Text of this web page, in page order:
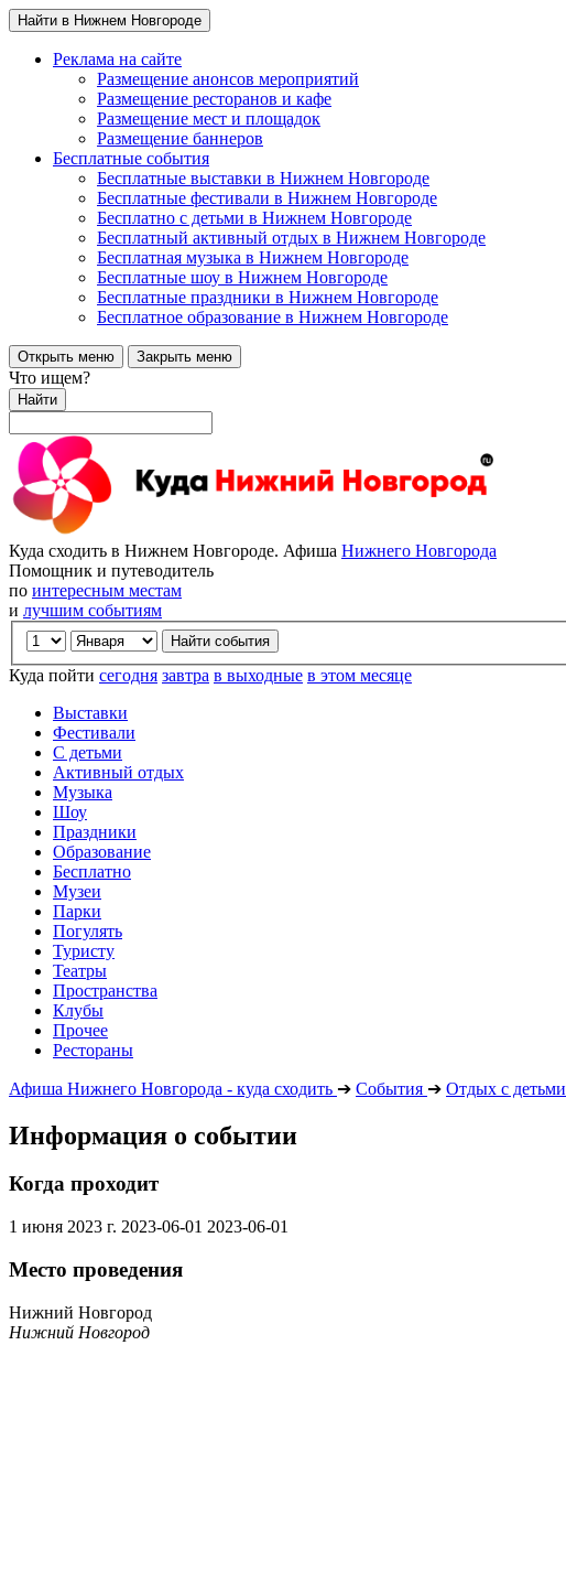
Найти в Нижнем Новгороде
Реклама на сайте
Размещение анонсов мероприятий
Размещение ресторанов и кафе
Размещение мест и площадок
Размещение баннеров
Бесплатные события
Бесплатные выставки в Нижнем Новгороде
Бесплатные фестивали в Нижнем Новгороде
Бесплатно с детьми в Нижнем Новгороде
Бесплатный активный отдых в Нижнем Новгороде
Бесплатная музыка в Нижнем Новгороде
Бесплатные шоу в Нижнем Новгороде
Бесплатные праздники в Нижнем Новгороде
Бесплатное образование в Нижнем Новгороде
Открыть меню Закрыть меню
Что ищем?
Найти
Куда сходить в Нижнем Новгороде. Афиша Нижнего Новгорода
Помощник и путеводитель
по интересным местам
и лучшим событиям
Куда пойти сегодня завтра в выходные в этом месяце
Выставки
Фестивали
С детьми
Активный отдых
Музыка
Шоу
Праздники
Образование
Бесплатно
Музеи
Парки
Погулять
Туристу
Театры
Пространства
Клубы
Прочее
Рестораны
Афиша Нижнего Новгорода - куда сходить ➔ События ➔ Отдых с детьми
Информация о событии
Когда проходит
1 июня 2023 г. 2023-06-01 2023-06-01
Место проведения
Нижний Новгород
Нижний Новгород